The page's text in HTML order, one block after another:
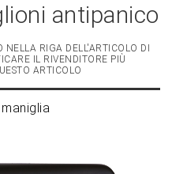
antipanico
NELLA RIGA DELL'ARTICOLO DI
IL RIVENDITORE PIÙ
ARTICOLO